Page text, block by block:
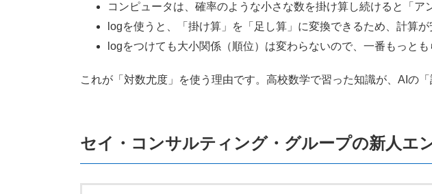
コンピュータは、確率のような小さな数を掛け算し続けると「ア
logを使うと、「掛け算」を「足し算」に変換できるため、計算が
logをつけても大小関係（順位）は変わらないので、一番もっと
これが「対数尤度」を使う理由です。高校数学で習った知識が、AIの
セイ・コンサルティング・グループの新人エ